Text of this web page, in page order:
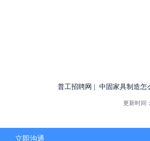
普工招聘网 中固家具制造怎
更新时间：
立即沟通